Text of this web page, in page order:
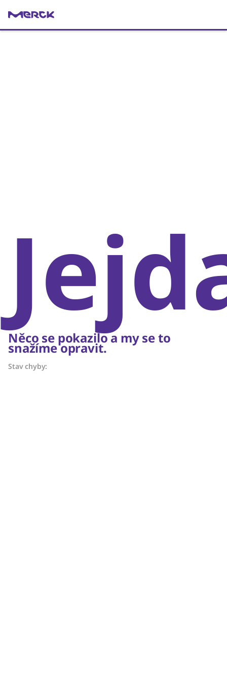
Něco se pokazilo a my se to
snažíme opravit.
Stav chyby: